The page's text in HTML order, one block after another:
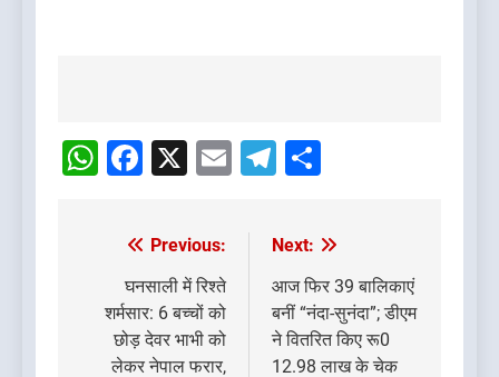
navigation
WhatsApp
Facebook
X EmailTelegram
Post
navigation
Previous:
घनसाली में रिश्ते
शर्मसार: 6 बच्चों को
छोड़ देवर भाभी को
लेकर नेपाल फरार,
Next:
आज फिर 39 बालिकाएं
बनीं “नंदा-सुनंदा”; डीएम
ने वितरित किए रू0
12.98 लाख के चेक